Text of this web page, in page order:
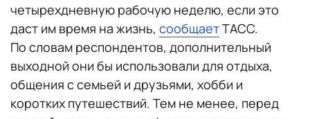
четырехдневную рабочую неделю, если это
даст им время на жизнь, сообщаетТАСС.
По словам респондентов, дополнительный
выходной они бы использовали для отдыха,
общения с семьей и друзьями, хобби и
коротких путешествий. Тем не менее, перед